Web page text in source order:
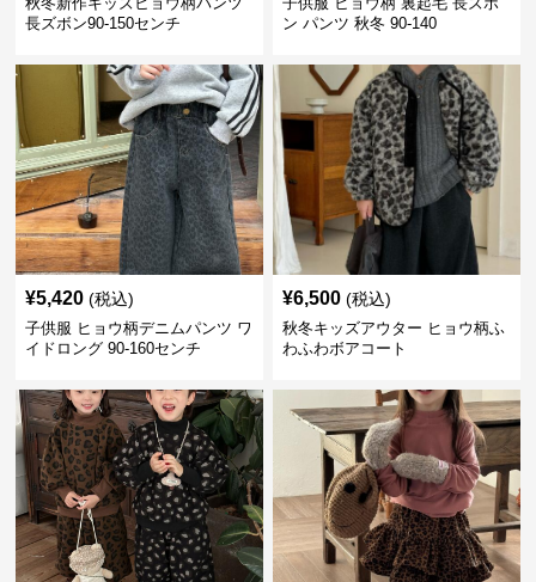
長ズボン90-150センチ
ン パンツ 秋冬 90-140
¥5,420 (税込)
子供服 ヒョウ柄デニムパンツ ワ
イドロング 90-160センチ
¥6,500 (税込)
秋冬キッズアウター ヒョウ柄ふ
わふわボアコート